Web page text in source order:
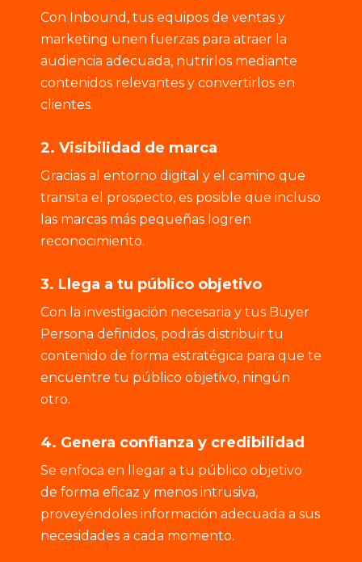
Con Inbound, tus equipos de ventas y
marketing unen fuerzas para atraer la
audiencia adecuada, nutrirlos mediante
contenidos relevantes y convertirlos en
clientes.
2. Visibilidad de marca
Gracias al entorno digital y el camino que
transita el prospecto, es posible que incluso
las marcas más pequeñas logren
reconocimiento.
3. Llega a tu público objetivo
Con la investigación necesaria y tus Buyer
Persona definidos, podrás distribuir tu
contenido de forma estratégica para que te
encuentre tu público objetivo, ningún
otro.
4. Genera confianza y credibilidad
Se enfoca en llegar a tu público objetivo
de forma eficaz y menos intrusiva,
proveyéndoles información adecuada a sus
necesidades a cada momento.